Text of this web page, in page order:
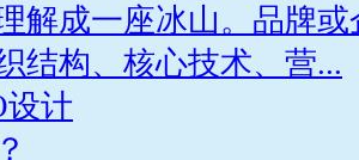
解成一座冰山。品牌
结构、核心技术、营...